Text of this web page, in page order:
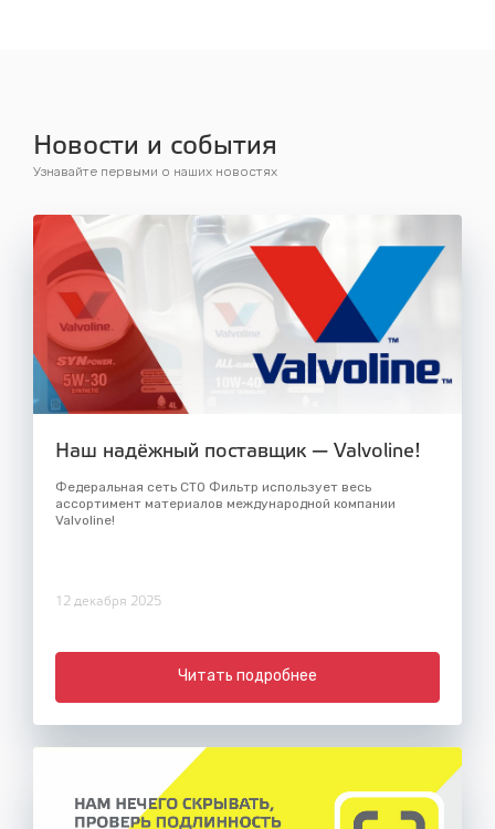
Новости и события
Узнавайте первыми о наших новостях
Наш надёжный поставщик — Valvoline!
Федеральная сеть СТО Фильтр использует весь
ассортимент материалов международной компании
Valvoline!
12 декабря 2025
Читать подробнее